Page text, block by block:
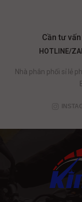
Cần tư
HOTLINE/
Nhà phân phối sỉ lẻ